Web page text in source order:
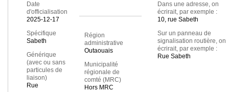
Date
d'officialisation
2025-12-17
Spécifique
Sabeth
Générique
(avec ou sans
particules de
liaison)
Rue
Région
administrative
Outaouais
Municipalité
régionale de
comté (MRC)
Hors MRC
Dans une adresse, on
écrirait, par exemple :
10, rue Sabeth
Sur un panneau de
signalisation routière, on
écrirait, par exemple :
Rue Sabeth